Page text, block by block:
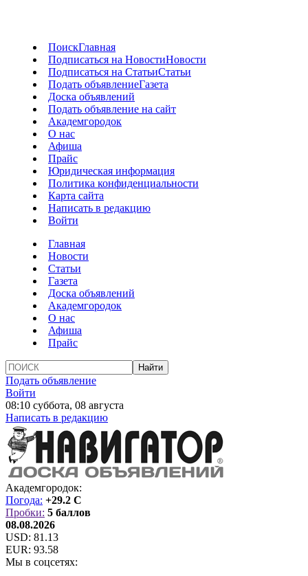
ПоискГлавная
Подписаться на НовостиНовости
Подписаться на СтатьиСтатьи
Подать объявлениеГазета
Доска объявлений
Подать объявление на сайт
Академгородок
О нас
Афиша
Прайс
Юридическая информация
Политика конфиденциальности
Карта сайта
Написать в редакцию
Войти
Главная
Новости
Статьи
Газета
Доска объявлений
Академгородок
О нас
Афиша
Прайс
Подать объявление
Войти
08:10 суббота, 08 августа
Написать в редакцию
Академгородок:
Погода: +29.2 C
Пробки: 5 баллов
08.08.2026
USD: 81.13
EUR: 93.58
Мы в соцсетях: